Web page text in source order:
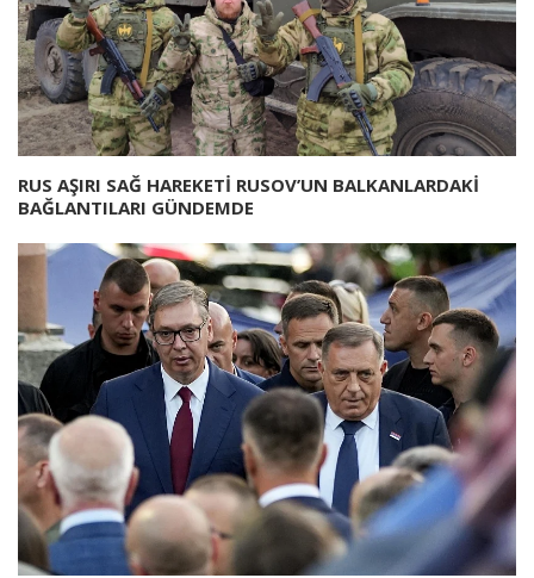
RUS AŞIRI SAĞ HAREKETİ RUSOV’UN BALKANLARDAKİ
BAĞLANTILARI GÜNDEMDE